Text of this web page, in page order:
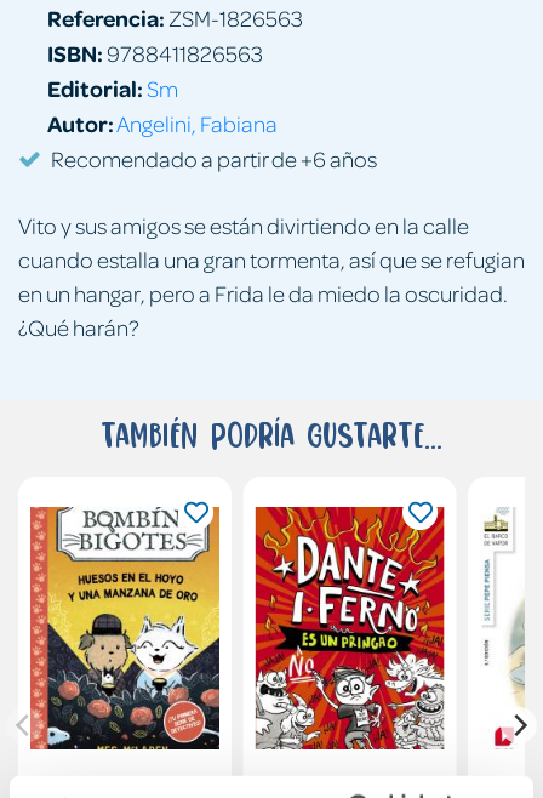
Vito y sus amigos se están divirtiendo en la calle
cuando estalla una gran tormenta, así que se refugian
en un hangar, pero a Frida le da miedo la oscuridad.
¿Qué harán?
Referencia: ZSM-1826563
ISBN:9788411826563
Editorial:Sm
Autor:Angelini, Fabiana
Recomendado a partir de +6 años
También podría gustarte...